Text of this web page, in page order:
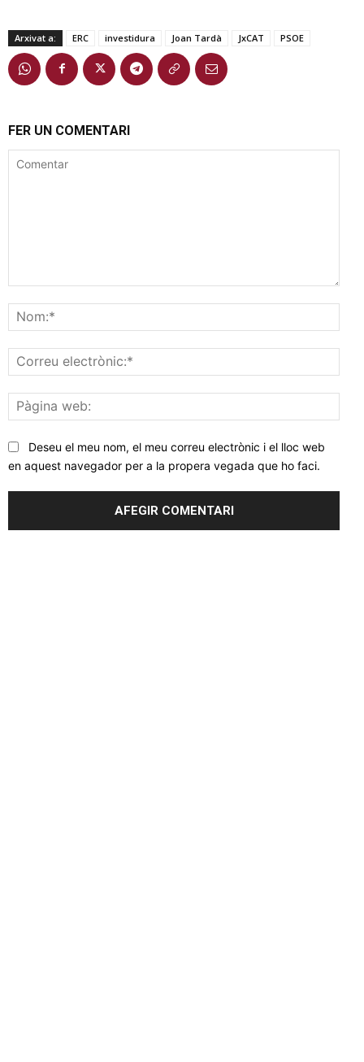
Arxivat a: ERC investidura Joan Tardà JxCAT PSOE
FER UN COMENTARI
web:
Deseu el meu nom, el meu correu electrònic i el lloc web
en aquest navegador per a la propera vegada que ho faci.